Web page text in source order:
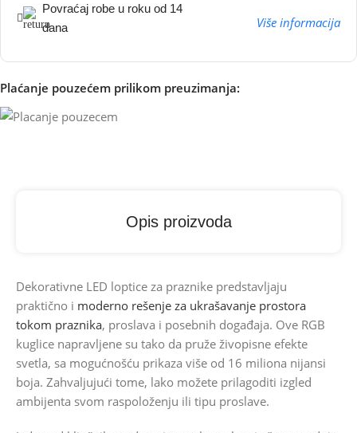
Povraćaj robe u roku od 14
dana
Više informacija
Plaćanje pouzećem prilikom preuzimanja:
Opis proizvoda
Dekorativne LED loptice za praznike predstavljaju
praktično i moderno rešenje za ukrašavanje prostora
tokom praznika, proslava i posebnih događaja. Ove RGB
kuglice napravljene su tako da pruže živopisne efekte
svetla, sa mogućnošću prikaza više od 16 miliona nijansi
boja. Zahvaljujući tome, lako možete prilagoditi izgled
ambijenta svom raspoloženju ili tipu proslave.